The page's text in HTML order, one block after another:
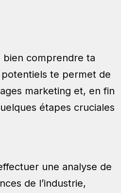
bien comprendre ta
te permet de
marketing et, en fin
étapes cruciales
une analyse de
de l’industrie,